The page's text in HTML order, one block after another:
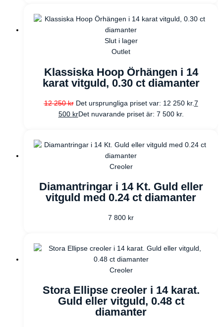
Slut i lager
Outlet
Klassiska Hoop Örhängen i 14
karat vitguld, 0.30 ct diamanter
12 250kr Det ursprungliga priset var: 12 250 kr. 7
500 krDet nuvarande priset är: 7 500 kr.
Creoler
Diamantringar i 14 Kt. Guld eller
vitguld med 0.24 ct diamanter
7 800 kr
Creoler
Stora Ellipse creoler i 14 karat.
Guld eller vitguld, 0.48 ct
diamanter